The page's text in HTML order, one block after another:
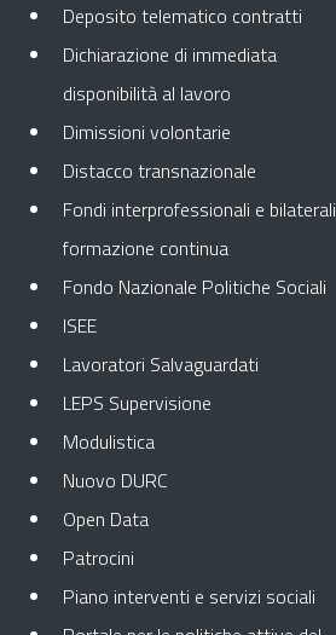
Deposito telematico contratti
Dichiarazione di immediata
disponibilità al lavoro
Dimissioni volontarie
Distacco transnazionale
Fondi interprofessionali e bilaterali
formazione continua
Fondo Nazionale Politiche Sociali
ISEE
Lavoratori Salvaguardati
LEPS Supervisione
Modulistica
Nuovo DURC
Open Data
Patrocini
Piano interventi e servizi sociali